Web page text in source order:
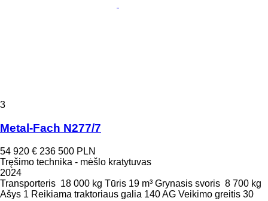
3
Metal-Fach N277/7
54 920 € 236 500 PLN
Tręšimo technika - mėšlo kratytuvas
2024
Transporteris 18 000 kg Tūris 19 m³ Grynasis svoris 8 700 kg
Ašys 1 Reikiama traktoriaus galia 140 AG Veikimo greitis 30